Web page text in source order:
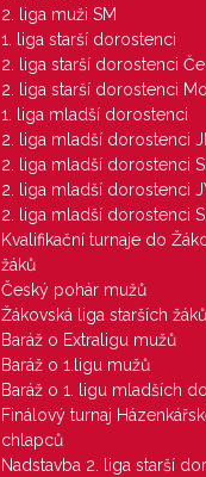
2. liga muži SM
1. liga starší dorostenci
2. liga starší dorostenci
2. liga starší dorostenci
1. liga mladší dorostenci
2. liga mladší dorostenci
2. liga mladší dorostenci
2. liga mladší dorostenci
2. liga mladší dorostenci
Kvalifikační turnaje do
žáků
Český pohár mužů
Žákovská liga starších žáků
Baráž o Extraligu mužů
Baráž o 1.ligu mužů
Baráž o 1. ligu mladších
Finálový turnaj
chlapců
Nadstavba 2. liga starší